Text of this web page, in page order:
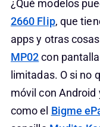
¿Qué modelos
2660 Flip, que
apps y otras
MP02con
limitadas. O si no
móvil con
como el Bigme